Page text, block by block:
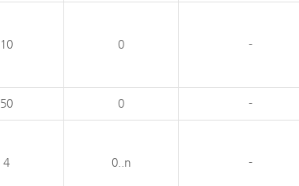
10 0 -
50 0 -
4 0..n -